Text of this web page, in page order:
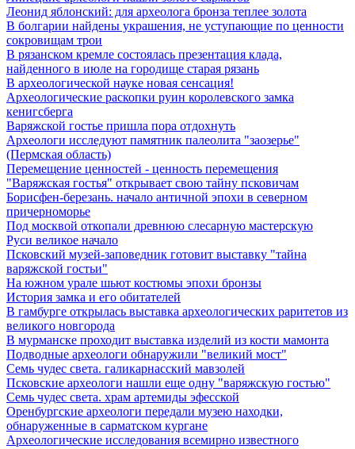
Леонид яблонский: для археолога бронза теплее золота
В болгарии найдены украшения, не уступающие по ценности
сокровищам трои
В рязанском кремле состоялась презентация клада,
найденного в июле на городище старая рязань
В археологической науке новая сенсация!
Археологические раскопки руин королевского замка
кенигсберга
Варяжской гостье пришла пора отдохнуть
Археологи исследуют памятник палеолита "заозерье"
(Пермская область)
Перемещение ценностей - ценность перемещения
"Варяжская гостья" открывает свою тайну псковичам
Борисфен-березань. начало античной эпохи в северном
причерноморье
Под москвой откопали древнюю слесарную мастерскую
Руси великое начало
Псковский музей-заповедник готовит выставку "тайна
варяжской гостьи"
На южном урале шьют костюмы эпохи бронзы
История замка и его обитателей
В гамбурге открылась выставка археологических раритетов из
великого новгорода
В мурманске проходит выставка изделий из кости мамонта
Подводные археологи обнаружили "великий мост"
Семь чудес света. галикарнасский мавзолей
Псковские археологи нашли еще одну "варяжскую гостью"
Семь чудес света. храм артемиды эфесской
Оренбургские археологи передали музею находки,
обнаруженные в сарматском кургане
Археологические исследования всемирно известного